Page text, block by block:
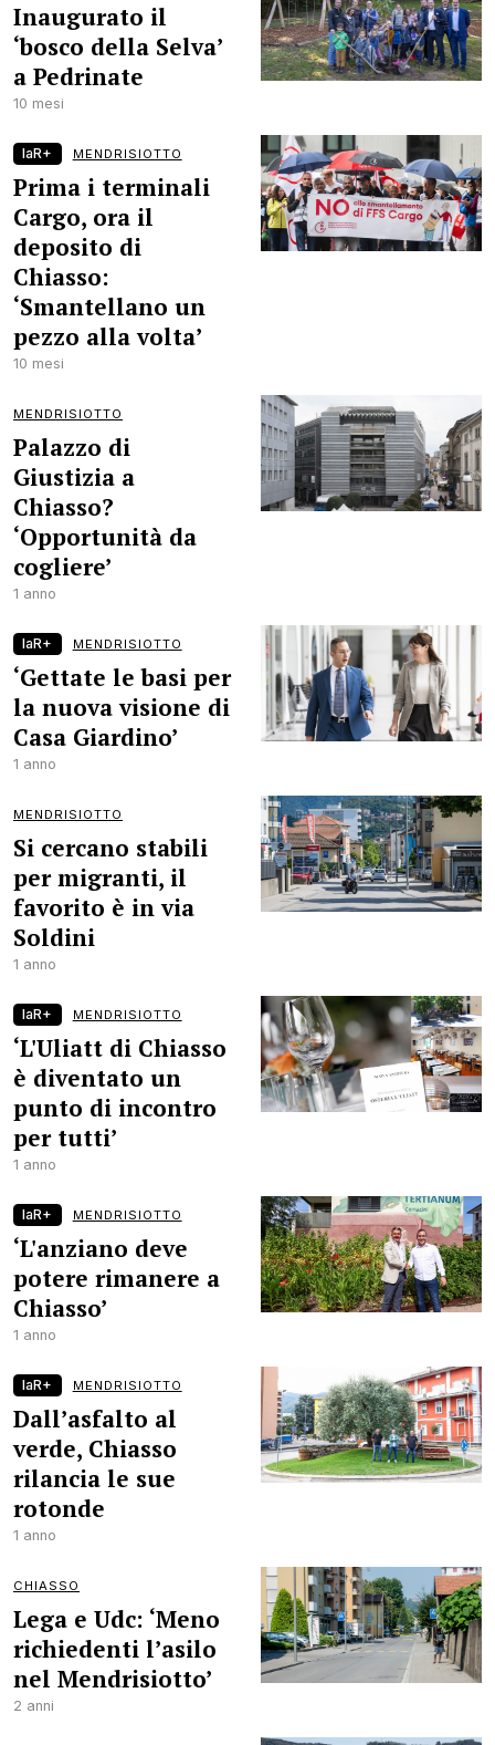
Inaugurato il
‘bosco della Selva’
a Pedrinate
10 mesi
laR+ MENDRISIOTTO
Prima i terminali
Cargo, ora il
deposito di
Chiasso:
‘Smantellano un
pezzo alla volta’
10 mesi
MENDRISIOTTO
Palazzo di
Giustizia a
Chiasso?
‘Opportunità da
cogliere’
1 anno
laR+ MENDRISIOTTO
‘Gettate le basi per
la nuova visione di
Casa Giardino’
1 anno
MENDRISIOTTO
Si cercano stabili
per migranti, il
favorito è in via
Soldini
1 anno
laR+ MENDRISIOTTO
‘L'Uliatt di Chiasso
è diventato un
punto di incontro
per tutti’
1 anno
laR+ MENDRISIOTTO
‘L'anziano deve
potere rimanere a
Chiasso’
1 anno
laR+ MENDRISIOTTO
Dall’asfalto al
verde, Chiasso
rilancia le sue
rotonde
1 anno
CHIASSO
Lega e Udc: ‘Meno
richiedenti l’asilo
nel Mendrisiotto’
2 anni